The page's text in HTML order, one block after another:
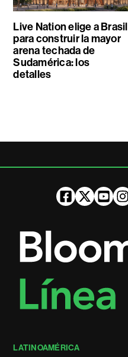
Live Nation elige a Brasil
para construir la mayor
arena techada de
Sudamérica: los
detalles
LATINOAMÉRICA